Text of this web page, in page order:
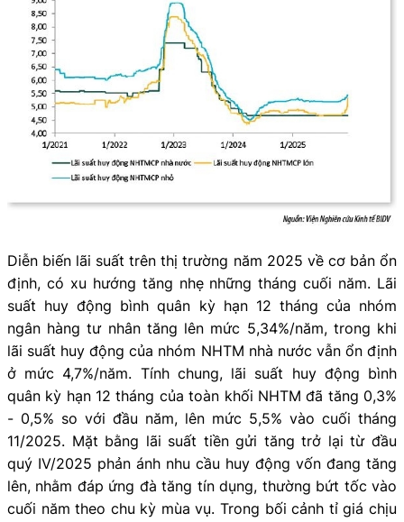
Diễn biến lãi suất trên thị trường năm 2025 về cơ bản ổn
định, có xu hướng tăng nhẹ những tháng cuối năm. Lãi
suất huy động bình quân kỳ hạn 12 tháng của nhóm
ngân hàng tư nhân tăng lên mức 5,34%/năm, trong khi
lãi suất huy động của nhóm NHTM nhà nước vẫn ổn định
ở mức 4,7%/năm. Tính chung, lãi suất huy động bình
quân kỳ hạn 12 tháng của toàn khối NHTM đã tăng 0,3%
- 0,5% so với đầu năm, lên mức 5,5% vào cuối tháng
11/2025. Mặt bằng lãi suất tiền gửi tăng trở lại từ đầu
quý IV/2025 phản ánh nhu cầu huy động vốn đang tăng
lên, nhằm đáp ứng đà tăng tín dụng, thường bứt tốc vào
cuối năm theo chu kỳ mùa vụ. Trong bối cảnh tỉ giá chịu